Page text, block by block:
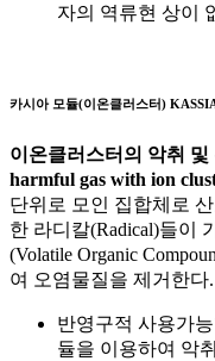
자의 역류현 상이
카시아 모듈(이온클러스터)
이온클러스터의 악취 및
harmful gas with ion
단위로 모인 집합체로
한 라디칼(Radical)들이
(Volatile Organic
여 오염물질을 제거한다.
반영구적 사용가
듈을 이용하여 악